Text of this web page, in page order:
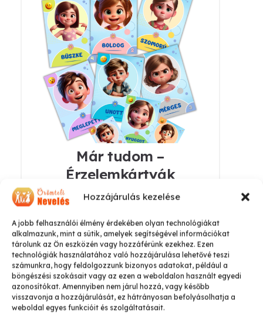
Hozzájárulás kezelése
A jobb felhasználói élmény érdekében olyan technológiákat
alkalmazunk, mint a sütik, amelyek segítségével információkat
tárolunk az Ön eszközén vagy hozzáférünk ezekhez. Ezen
technológiák használatához való hozzájárulása lehetővé teszi
számunkra, hogy feldolgozzunk bizonyos adatokat, például a
böngészési szokásait vagy az ezen a weboldalon használt egyedi
azonosítókat. Amennyiben nem járul hozzá, vagy később
visszavonja a hozzájárulását, ez hátrányosan befolyásolhatja a
weboldal egyes funkcióit és szolgáltatásait.
Már tudom –
Érzelemkártyák
6.850Ft
Kosárba teszem